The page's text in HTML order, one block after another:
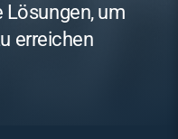
Lösungen, um
erreichen